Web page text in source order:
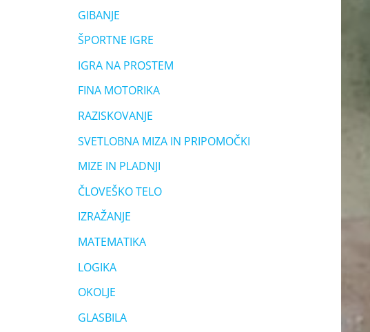
GIBANJE
ŠPORTNE IGRE
IGRA NA PROSTEM
FINA MOTORIKA
RAZISKOVANJE
SVETLOBNA MIZA IN PRIPOMOČKI
MIZE IN PLADNJI
ČLOVEŠKO TELO
IZRAŽANJE
MATEMATIKA
LOGIKA
OKOLJE
GLASBILA